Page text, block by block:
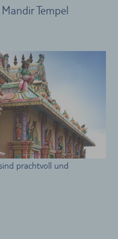
Tempel
prachtvoll und